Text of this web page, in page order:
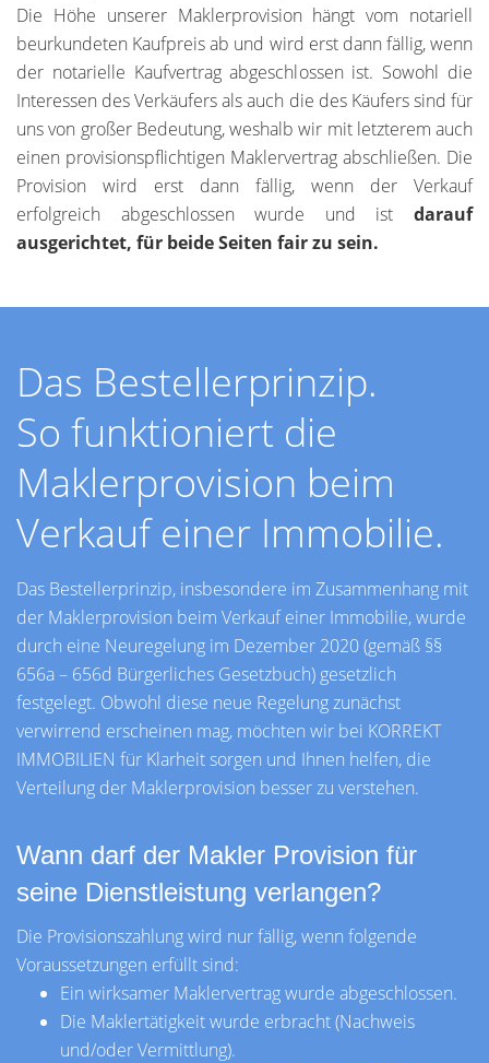
Die Höhe unserer Maklerprovision hängt vom notariell
beurkundeten Kaufpreis ab und wird erst dann fällig, wenn
der notarielle Kaufvertrag abgeschlossen ist. Sowohl die
Interessen des Verkäufers als auch die des Käufers sind für
uns von großer Bedeutung, weshalb wir mit letzterem auch
einen provisionspflichtigen Maklervertrag abschließen. Die
Provision wird erst dann fällig, wenn der Verkauf
erfolgreich abgeschlossen wurde und ist darauf
ausgerichtet, für beide Seiten fair zu sein.
Das Bestellerprinzip.
So funktioniert die
Maklerprovision beim
Verkauf einer Immobilie.
Das Bestellerprinzip, insbesondere im Zusammenhang mit
der Maklerprovision beim Verkauf einer Immobilie, wurde
durch eine Neuregelung im Dezember 2020 (gemäß §§
656a – 656d Bürgerliches Gesetzbuch) gesetzlich
festgelegt. Obwohl diese neue Regelung zunächst
verwirrend erscheinen mag, möchten wir bei KORREKT
IMMOBILIEN für Klarheit sorgen und Ihnen helfen, die
Verteilung der Maklerprovision besser zu verstehen.
Wann darf der Makler Provision für
seine Dienstleistung verlangen?
Die Provisionszahlung wird nur fällig, wenn folgende
Voraussetzungen erfüllt sind:
Ein wirksamer Maklervertrag wurde abgeschlossen.
Die Maklertätigkeit wurde erbracht (Nachweis
und/oder Vermittlung).